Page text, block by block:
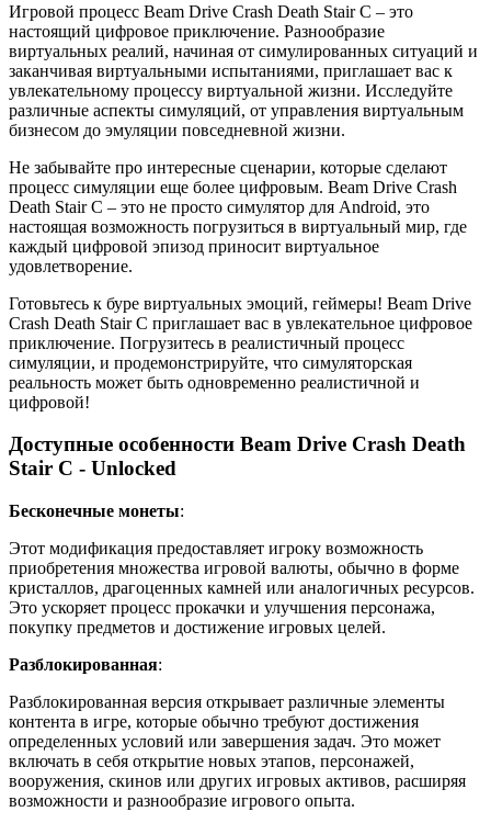
Игровой процесс Beam Drive Crash Death Stair C – это
настоящий цифровое приключение. Разнообразие
виртуальных реалий, начиная от симулированных ситуаций и
заканчивая виртуальными испытаниями, приглашает вас к
увлекательному процессу виртуальной жизни. Исследуйте
различные аспекты симуляций, от управления виртуальным
бизнесом до эмуляции повседневной жизни.
Не забывайте про интересные сценарии, которые сделают
процесс симуляции еще более цифровым. Beam Drive Crash
Death Stair C – это не просто симулятор для Android, это
настоящая возможность погрузиться в виртуальный мир, где
каждый цифровой эпизод приносит виртуальное
удовлетворение.
Готовьтесь к буре виртуальных эмоций, геймеры! Beam Drive
Crash Death Stair C приглашает вас в увлекательное цифровое
приключение. Погрузитесь в реалистичный процесс
симуляции, и продемонстрируйте, что симуляторская
реальность может быть одновременно реалистичной и
цифровой!
Доступные особенности Beam Drive Crash Death
Stair C - Unlocked
Бесконечные монеты:
Этот модификация предоставляет игроку возможность
приобретения множества игровой валюты, обычно в форме
кристаллов, драгоценных камней или аналогичных ресурсов.
Это ускоряет процесс прокачки и улучшения персонажа,
покупку предметов и достижение игровых целей.
Разблокированная:
Разблокированная версия открывает различные элементы
контента в игре, которые обычно требуют достижения
определенных условий или завершения задач. Это может
включать в себя открытие новых этапов, персонажей,
вооружения, скинов или других игровых активов, расширяя
возможности и разнообразие игрового опыта.